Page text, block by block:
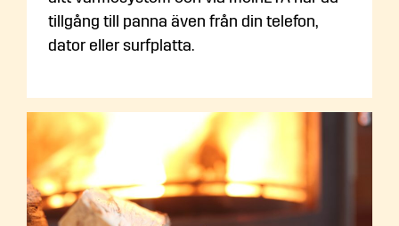
tillgång till panna även från din telefon,
dator eller surfplatta.